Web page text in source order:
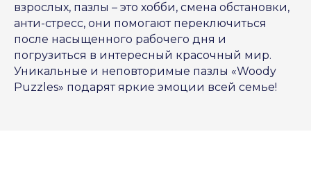
взрослых, пазлы – это хобби, смена обстановки,
анти-стресс, они помогают переключиться
после насыщенного рабочего дня и
погрузиться в интересный красочный мир.
Уникальные и неповторимые пазлы «Woody
Puzzles» подарят яркие эмоции всей семье!